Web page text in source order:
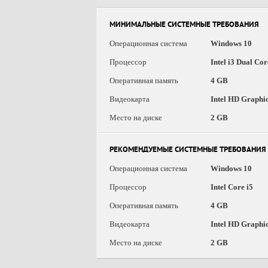
МИНИМАЛЬНЫЕ СИСТЕМНЫЕ ТРЕБОВАНИЯ
Операционная система
Windows 10
Процессор Intel i3 Dual
Оперативная память 4 GB
Видеокарта Intel HD
Место на диске 2 GB
РЕКОМЕНДУЕМЫЕ СИСТЕМНЫЕ ТРЕБОВАНИЯ
Операционная система
Windows 10
Процессор Intel Core i5
Оперативная память 4 GB
Видеокарта Intel HD
Место на диске 2 GB